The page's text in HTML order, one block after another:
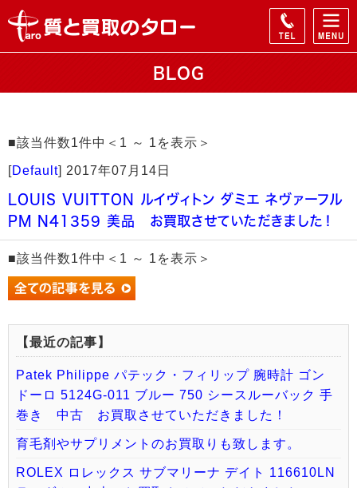
BLOG
■該当件数1件中＜1 ～ 1を表示＞
[Default] 2017年07月14日
LOUIS VUITTON ルイヴィトン ダミエ ネヴァーフル
PM N41359 美品 お買取させていただきました！
■該当件数1件中＜1 ～ 1を表示＞
【最近の記事】
Patek Philippe パテック・フィリップ 腕時計 ゴン
ドーロ 5124G-011 ブルー 750 シースルーバック 手
巻き 中古 お買取させていただきました！
育毛剤やサプリメントのお買取りも致します。
ROLEX ロレックス サブマリーナ デイト 116610LN